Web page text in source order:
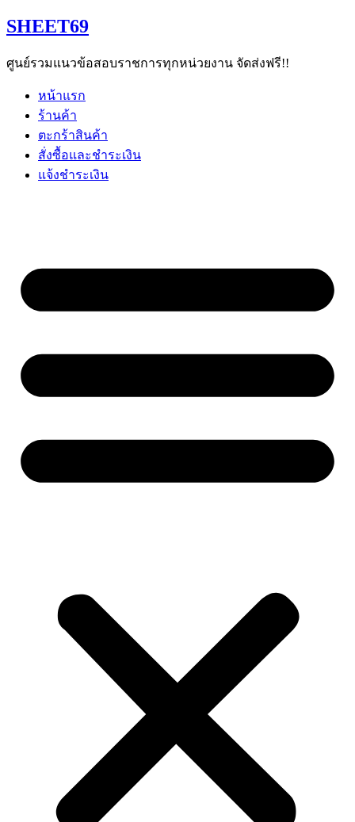
Skip
to
SHEET69
ศูนย์รวมแนวข้อสอบราชการทุกหน่วยงาน จัดส่งฟรี!!
หน้าแรก
ร้านค้า
ตะกร้าสินค้า
สั่งซื้อและชำระเงิน
แจ้งชำระเงิน